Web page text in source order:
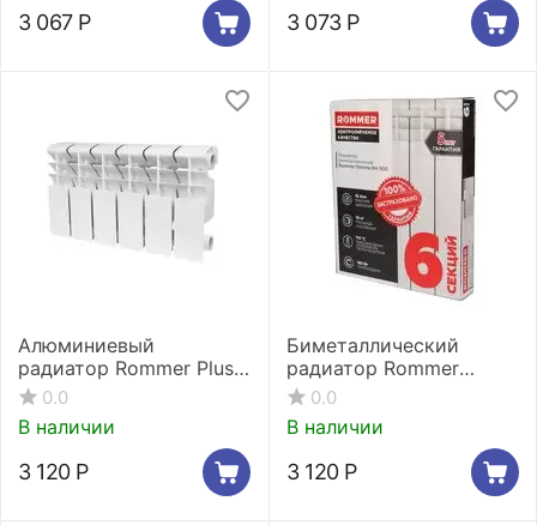
3 067 Р 3 073 Р
Алюминиевый
радиатор Rommer Plus
200 6 секций
0.0
В наличии
3 120 Р
Биметаллический
радиатор Rommer
Optima Bm 500 (6
секций)
0.0
В наличии
3 120 Р